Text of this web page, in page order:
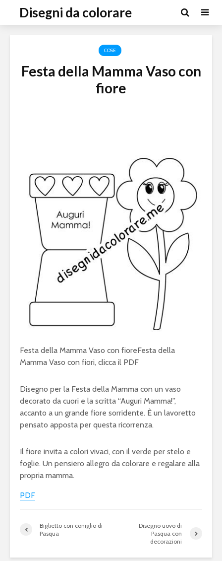
Disegni da colorare
COSE
Festa della Mamma Vaso con
fiore
Festa della Mamma Vaso con fioreFesta della
Mamma Vaso con fiori, clicca il PDF
Disegno per la Festa della Mamma con un vaso
decorato da cuori e la scritta “Auguri Mamma!”,
accanto a un grande fiore sorridente. È un lavoretto
pensato apposta per questa ricorrenza.
Il fiore invita a colori vivaci, con il verde per stelo e
foglie. Un pensiero allegro da colorare e regalare alla
propria mamma.
PDF
Biglietto con coniglio di
Pasqua
Disegno uovo di
Pasqua con
decorazioni